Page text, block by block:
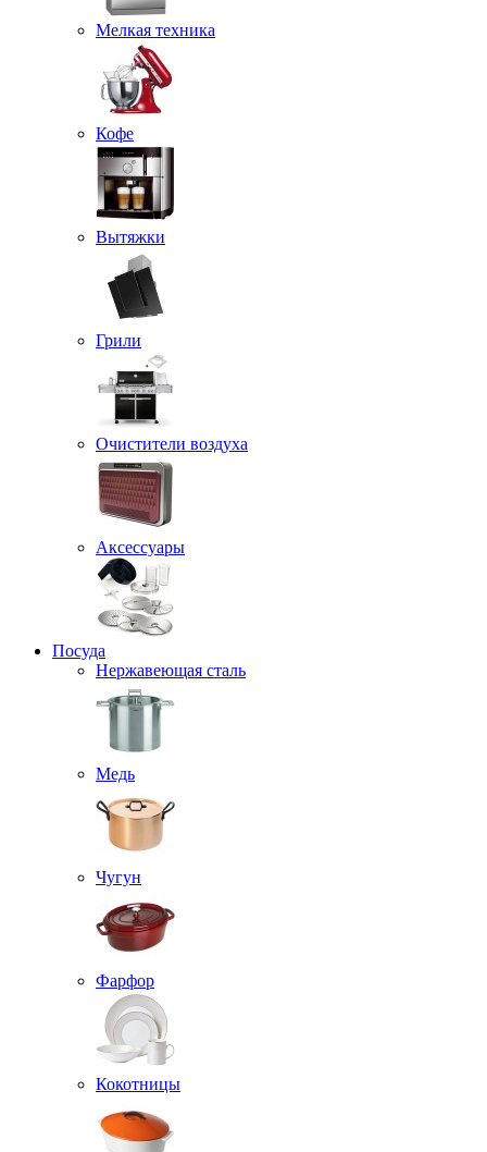
Мелкая техника
Кофе
Вытяжки
Грили
Очистители воздуха
Аксессуары
Посуда
Нержавеющая сталь
Медь
Чугун
Фарфор
Кокотницы